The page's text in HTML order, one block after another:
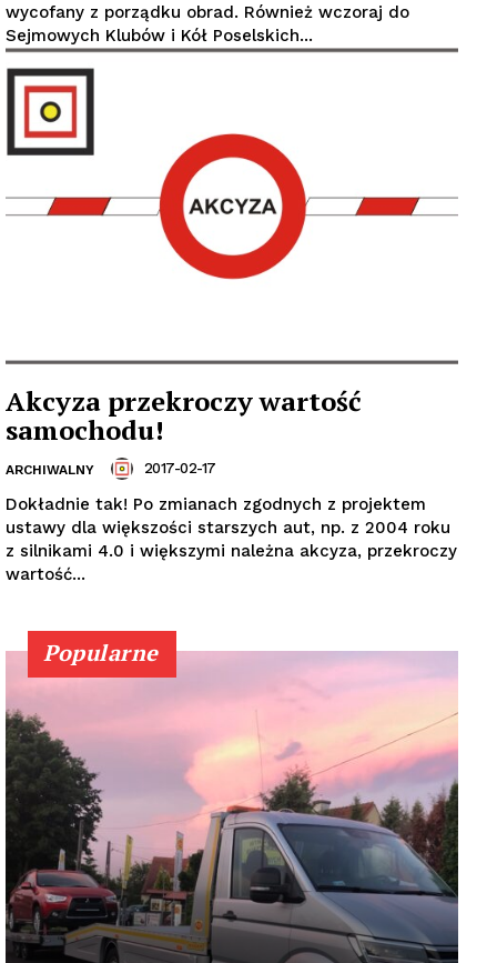
wycofany z porządku obrad. Również wczoraj do
Sejmowych Klubów i Kół Poselskich...
Akcyza przekroczy wartość
samochodu!
ARCHIWALNY 2017-02-17
Dokładnie tak! Po zmianach zgodnych z projektem
ustawy dla większości starszych aut, np. z 2004 roku
z silnikami 4.0 i większymi należna akcyza, przekroczy
wartość...
Popularne